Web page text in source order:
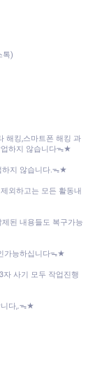
톡)
해킹,스마트폰 해킹 과
업하지 않습니다ᯓ★
하지 않습니다.ᯓ★
외하고는 모든 활동내
된 내용들도 복구가능
가능하십니다ᯓ★
자 사기 모두 작업진행
니다,.ᯓ★